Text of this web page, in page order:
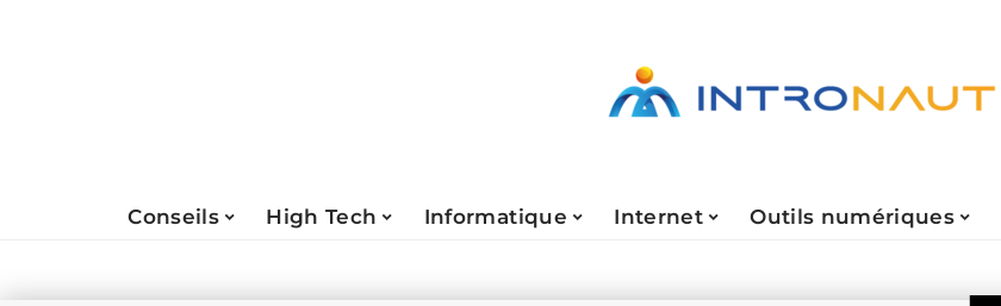
Conseils High Tech Informatique Internet Outils numériques